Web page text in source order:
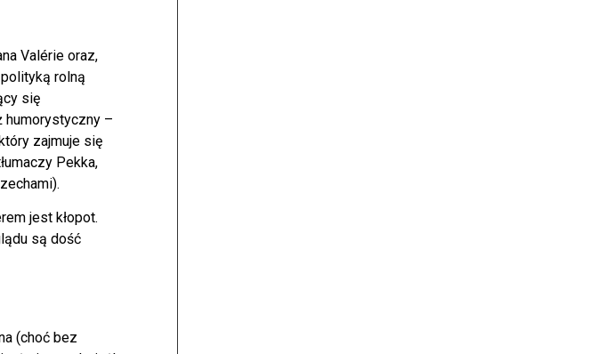
Valérie oraz,
rolną
się
humorystyczny –
zajmuje się
Pekka,
jest kłopot.
są dość
(choć bez